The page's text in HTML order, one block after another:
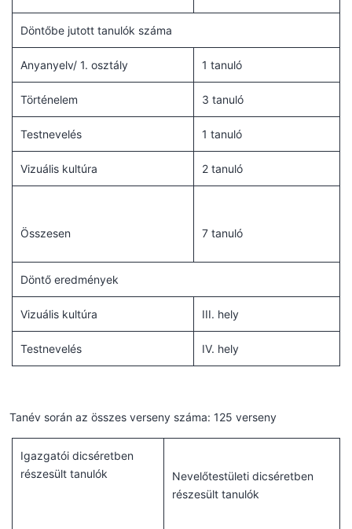
Döntőbe jutott tanulók száma
Anyanyelv/ 1. osztály 1 tanuló
Történelem 3 tanuló
Testnevelés 1 tanuló
Vizuális kultúra 2 tanuló
Összesen 7 tanuló
Döntő eredmények
Vizuális kultúra III. hely
Testnevelés IV. hely
Tanév során az összes verseny száma: 125 verseny
Igazgatói dicséretben
részesült tanulók
Nevelőtestületi dicséretben
részesült tanulók